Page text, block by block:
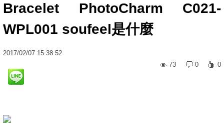
Bracelet PhotoCharm C021-
WPL001 soufeel是什麼
2017/02/07 15:38:52
73
0 0